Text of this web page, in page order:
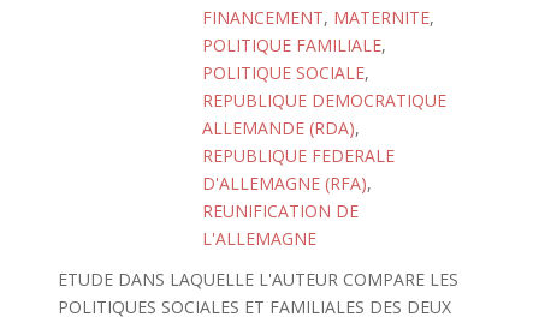
FINANCEMENT, MATERNITE,
POLITIQUE FAMILIALE,
POLITIQUE SOCIALE,
REPUBLIQUE DEMOCRATIQUE
ALLEMANDE (RDA),
REPUBLIQUE FEDERALE
D'ALLEMAGNE (RFA),
REUNIFICATION DE
L'ALLEMAGNE
ETUDE DANS LAQUELLE L'AUTEUR COMPARE LES
POLITIQUES SOCIALES ET FAMILIALES DES DEUX